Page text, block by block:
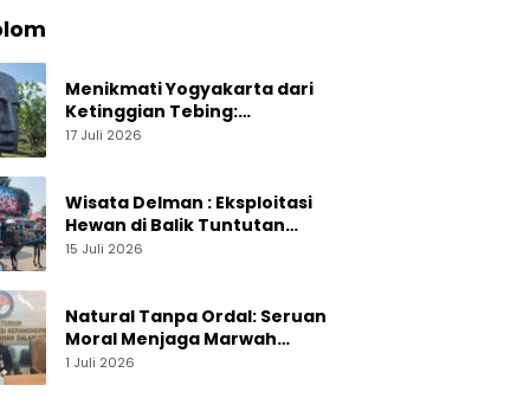
Menikmati Yogyakarta dari
Ketinggian Tebing:
Menelusuri Pesona On The
17 Juli 2026
Wisata Delman : Eksploitasi
Hewan di Balik Tuntutan
Perut Kusir
15 Juli 2026
Natural Tanpa Ordal: Seruan
Moral Menjaga Marwah
Perguruan Tinggi
1 Juli 2026